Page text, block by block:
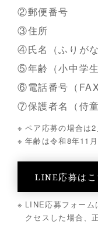
②郵便番号
③住所
④氏名（ふりがな
⑤年齢（小中学生
⑥電話番号（FAX
⑦保護者名（侍
ペア応募の場合は2
年齢は令和8年11
LINE応募はこ
LINE応募フォーム
クセスした場合、